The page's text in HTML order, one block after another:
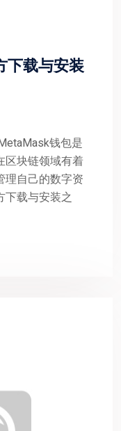
载与安装
钱包是
区块链领域有着
理自己的数字资
下载与安装之